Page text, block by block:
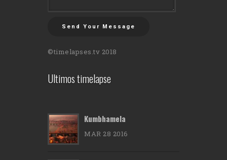
Send Your Message
©timelapses.tv 2018
Ultimos timelapse
Kumbhamela
MAR 28 2016